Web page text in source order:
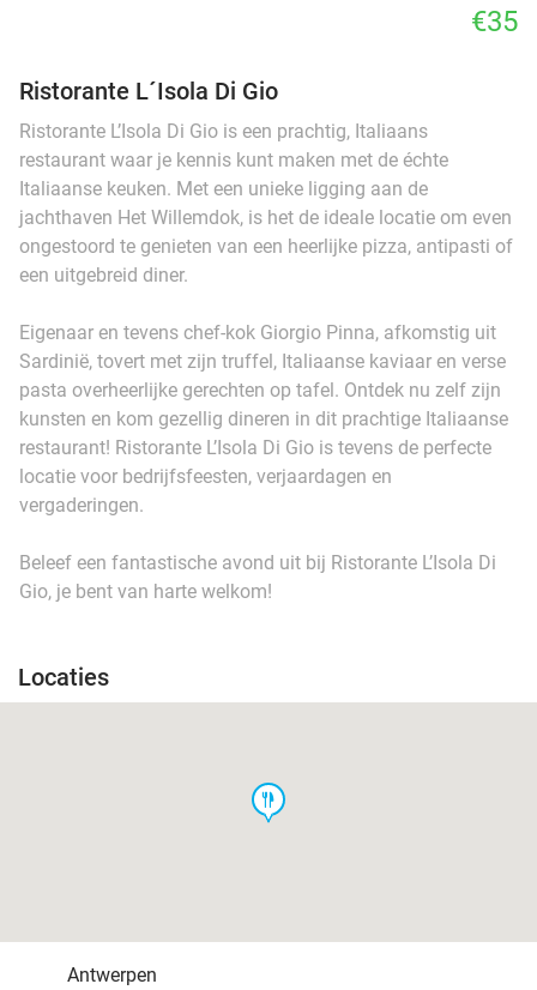
€35
Ristorante L´Isola Di Gio
Ristorante L’Isola Di Gio is een prachtig, Italiaans
restaurant waar je kennis kunt maken met de échte
Italiaanse keuken. Met een unieke ligging aan de
jachthaven Het Willemdok, is het de ideale locatie om even
ongestoord te genieten van een heerlijke pizza, antipasti of
een uitgebreid diner.
Eigenaar en tevens chef-kok Giorgio Pinna, afkomstig uit
Sardinië, tovert met zijn truffel, Italiaanse kaviaar en verse
pasta overheerlijke gerechten op tafel. Ontdek nu zelf zijn
kunsten en kom gezellig dineren in dit prachtige Italiaanse
restaurant! Ristorante L’Isola Di Gio is tevens de perfecte
locatie voor bedrijfsfeesten, verjaardagen en
vergaderingen.
Beleef een fantastische avond uit bij Ristorante L’Isola Di
Gio, je bent van harte welkom!
Locaties
food
Antwerpen